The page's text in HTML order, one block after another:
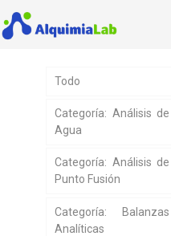
Todo
Categoría: Análisis de
Agua
Categoría: Análisis de
Punto Fusión
Categoría: Balanzas
Analíticas